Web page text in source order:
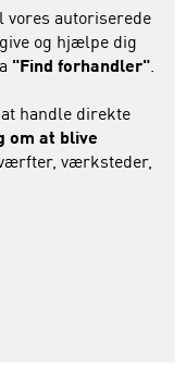
vores autoriserede
og hjælpe dig
"Find forhandler".
handle direkte
om at blive
værksteder,